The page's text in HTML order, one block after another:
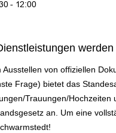
Ausstellen von offiziellen
Frage) bietet das
Trauungen/
an. Um eine